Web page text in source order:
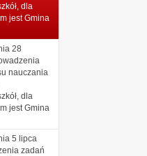
dla
jest Gmina
28
nauczania
dla
jest Gmina
5 lipca
zadań